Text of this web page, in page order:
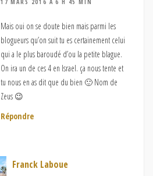
17 MARS 2016 À 6 H 45 MIN
Mais oui on se doute bien mais parmi les
blogueurs qu’on suit tu es certainement celui
qui a le plus baroudé d’ou la petite blague.
On ira un de ces 4 en Israel. ça nous tente et
tu nous en as dit que du bien 🙂 Nom de
Zeus 😉
Répondre
Franck Laboue